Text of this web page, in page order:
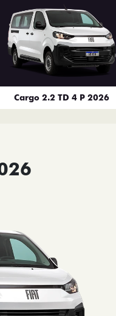
Cargo 2.2 TD 4 P 2026